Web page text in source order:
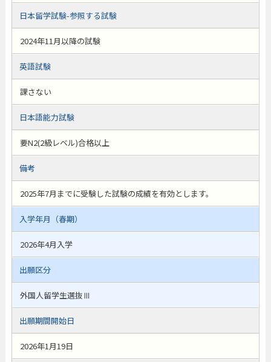
日本留学試験-参照する試験
2024年11月以降の試験
英語試験
課さない
日本語能力試験
要N2(2級レベル)合格以上
備考
2025年7月までに受験した試験の成績を有効とします。
入学年月（春期）
2026年4月入学
出願区分
外国人留学生選抜Ⅲ
出願期間開始日
2026年1月19日